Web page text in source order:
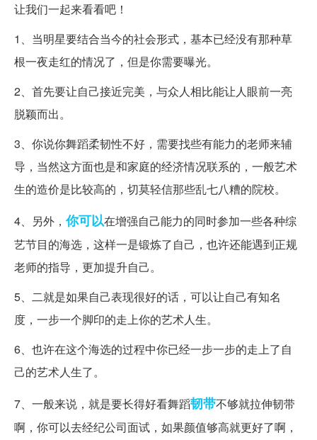
让我们一起来看看吧！
1、当明星要结合当今的社会形式，基本已经没有那种草
根一夜走红的情况了，但是你需要曝光。
2、首先要让自己接近完美，与众人相比能让人眼前一亮
脱颖而出。
3、你说你舞蹈柔韧性不好，需要找些有能力的老师来辅
导，当然这方面也是和家庭的经济情况联系的，一般艺术
生的造价是比较高的，切莫轻信那些乱七八糟的院校。
4、另外，你可以在增强自己能力的同时参加一些各种综
艺节目的海选，这样一是锻炼了自己，也许还能遇到正规
老师的指导，更加提升自己。
5、二就是如果自己表现很好的话，可以让自己有知名
度，一步一个脚印的走上你的艺术人生。
6、也许在这个海选的过程中你已经一步一步的走上了自
己的艺术人生了。
7、一般来说，就是要长得好看舞蹈韧带不够就拉伸韧带
啊，你可以去经纪公司面试，如果颜值够高就更好了啊，